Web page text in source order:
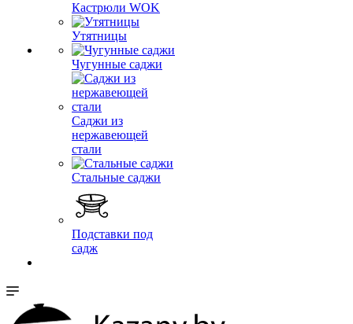
Кастрюли WOK
Утятницы
Чугунные саджи
Саджи из
нержавеющей
стали
Стальные саджи
Подставки под
садж